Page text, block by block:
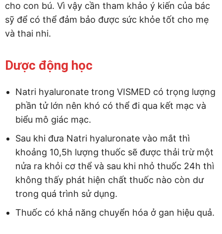
cho con bú. Vì vậy cần tham khảo ý kiến của bác
sỹ để có thể đảm bảo được sức khỏe tốt cho mẹ
và thai nhi.
Dược động học
Natri hyaluronate trong VISMED có trọng lượng
phần tử lớn nên khó có thể đi qua kết mạc và
biểu mô giác mạc.
Sau khi đưa Natri hyaluronate vào mắt thì
khoảng 10,5h lượng thuốc sẽ được thải trừ một
nửa ra khỏi cơ thể và sau khi nhỏ thuốc 24h thì
không thấy phát hiện chất thuốc nào còn dư
trong quá trình sử dụng.
Thuốc có khả năng chuyển hóa ở gan hiệu quả.